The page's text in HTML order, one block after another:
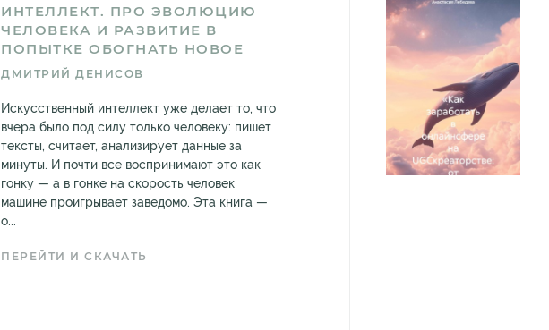
ИНТЕЛЛЕКТ. ПРО ЭВОЛЮЦИЮ
ЧЕЛОВЕКА И РАЗВИТИЕ В
ПОПЫТКЕ ОБОГНАТЬ НОВОЕ
ДМИТРИЙ ДЕНИСОВ
Искусственный интеллект уже делает то, что
вчера было под силу только человеку: пишет
тексты, считает, анализирует данные за
минуты. И почти все воспринимают это как
гонку — а в гонке на скорость человек
машине проигрывает заведомо. Эта книга —
о...
ПЕРЕЙТИ И СКАЧАТЬ